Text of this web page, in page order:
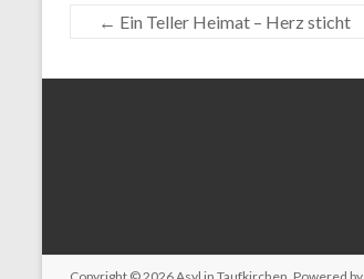
← Ein Teller Heimat – Herz sticht